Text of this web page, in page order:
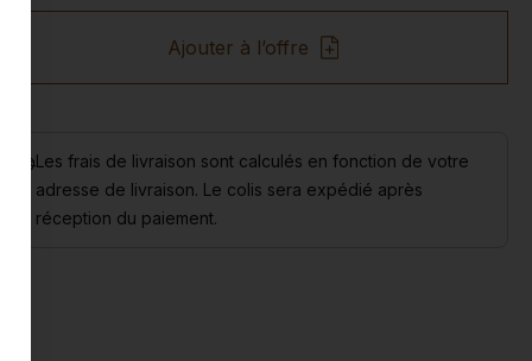
Ajouter à l’offre
Les frais de livraison sont calculés en fonction de votre
adresse de livraison. Le colis sera expédié après
réception du paiement.